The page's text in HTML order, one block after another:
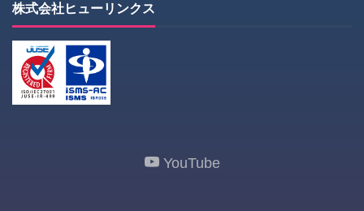
株式会社ヒューリンクス
YouTube